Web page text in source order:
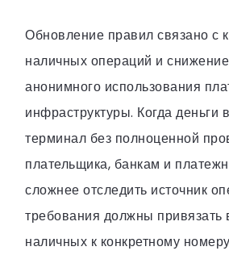
Обновление правил связано с
наличных операций и
анонимного использования
инфраструктуры. Когда деньги
терминал без полноценной
плательщика, банкам и
сложнее отследить источник
требования должны привязать
наличных к конкретному